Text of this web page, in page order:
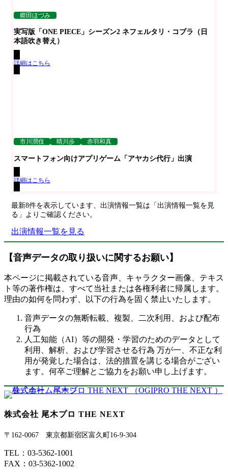
郷田ほづみ
実写版「ONE PIECE」シーズン2 ネフェルタリ・コブラ（日
本語吹き替え）
詳細はこちら
市川潤伎 晴川歩 赤羽和真
スマートフォン向けアプリゲーム「アヤカシ代行」出演
詳細はこちら
最新8件を表示しています、出演情報一覧は「出演情報一覧を見
る」よりご確認ください。
出演情報一覧を見る
【音声データの取り扱いに関するお願い】
本ページに掲載されている音声、キャラクター画像、テキス
ト等の著作権は、すべて当社または各権利者に帰属します。
理由の如何を問わず、以下の行為を固く禁止いたします。
音声データの無断転載、複製、二次利用、および配布
行為
人工知能（AI）等の開発・学習のためのデータとして
利用、解析、および学習させる行為 万が一、不正な利
用が発覚した場合は、法的措置を講じる場合がござい
ます。何卒ご理解とご協力をお願い申し上げます。
株式会社 尾木プロ THE NEXT
〒162-0067 東京都新宿区富久町16-9-304
TEL：03-5362-1001
FAX：03-5362-1002